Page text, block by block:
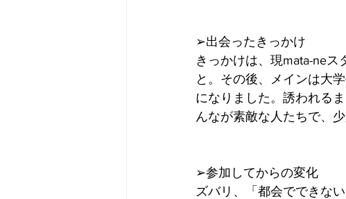
➢出会ったきっかけ
きっかけは、現mata-ne
と。その後、メインは大
になりました。誘われる
んなが素敵な人たちで、
➢参加してからの変化
ズバリ、「都会でできな